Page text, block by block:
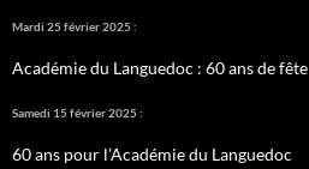
Mardi 25 février 2025 :
Académie du Languedoc : 60 ans de fête
Samedi 15 février 2025 :
60 ans pour l’Académie du Languedoc